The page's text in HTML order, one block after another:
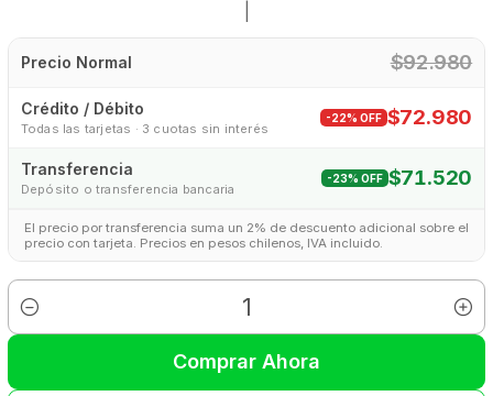
Precio Normal $92.980
Crédito / Débito
Todas las tarjetas · 3 cuotas sin interés
-22% OFF $72.980
Transferencia
Depósito o transferencia bancaria
-23% OFF $71.520
El precio por transferencia suma un 2% de descuento adicional sobre el
precio con tarjeta. Precios en pesos chilenos, IVA incluido.
Cantidad
Comprar Ahora